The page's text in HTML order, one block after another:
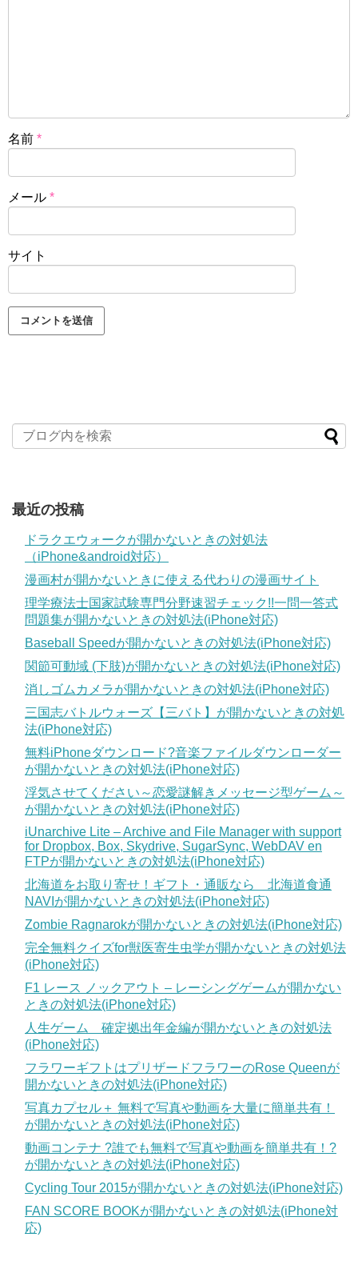
名前 *
メール *
サイト
最近の投稿
ドラクエウォークが開かないときの対処法
（iPhone&android対応）
漫画村が開かないときに使える代わりの漫画サイト
理学療法士国家試験専門分野速習チェック!!一問一答式
問題集が開かないときの対処法(iPhone対応)
Baseball Speedが開かないときの対処法(iPhone対応)
関節可動域 (下肢)が開かないときの対処法(iPhone対応)
消しゴムカメラが開かないときの対処法(iPhone対応)
三国志バトルウォーズ【三バト】が開かないときの対処
法(iPhone対応)
無料iPhoneダウンロード?音楽ファイルダウンローダー
が開かないときの対処法(iPhone対応)
浮気させてください～恋愛謎解きメッセージ型ゲーム～
が開かないときの対処法(iPhone対応)
iUnarchive Lite – Archive and File Manager with support
for Dropbox, Box, Skydrive, SugarSync, WebDAV en
FTPが開かないときの対処法(iPhone対応)
北海道をお取り寄せ！ギフト・通販なら 北海道食通
NAVIが開かないときの対処法(iPhone対応)
Zombie Ragnarokが開かないときの対処法(iPhone対応)
完全無料クイズfor獣医寄生虫学が開かないときの対処法
(iPhone対応)
F1 レース ノックアウト – レーシングゲームが開かない
ときの対処法(iPhone対応)
人生ゲーム 確定拠出年金編が開かないときの対処法
(iPhone対応)
フラワーギフトはプリザードフラワーのRose Queenが
開かないときの対処法(iPhone対応)
写真カプセル＋ 無料で写真や動画を大量に簡単共有！
が開かないときの対処法(iPhone対応)
動画コンテナ ?誰でも無料で写真や動画を簡単共有！?
が開かないときの対処法(iPhone対応)
Cycling Tour 2015が開かないときの対処法(iPhone対応)
FAN SCORE BOOKが開かないときの対処法(iPhone対
応)